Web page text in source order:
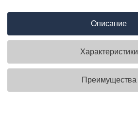
Описание
Характеристики
Преимущества